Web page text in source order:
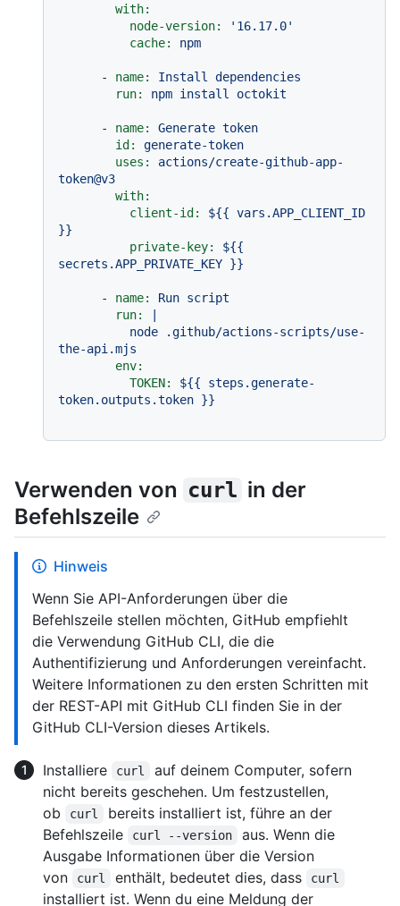
with:
node-version:
'16.17.0'
cache:
npm
- name: Install
dependencies
run:
npm install octokit
- name: Generate token
id:
generate-token
uses:
actions/create-github-app-
token@v3
with:
client-id:
${{ vars.APP_CLIENT_ID
}}
private-key:
${{
secrets.APP_PRIVATE_KEY }}
- name: Run script
run:
env:
TOKEN:
${{
steps.generate-
token.outputs.token }}
Verwenden von curl in der
Befehlszeile
Hinweis
Wenn Sie API-Anforderungen über die
Befehlszeile stellen möchten, GitHub empfiehlt
die Verwendung GitHub CLI, die die
Authentifizierung und Anforderungen vereinfacht.
Weitere Informationen zu den ersten Schritten mit
der REST-API mit GitHub CLI finden Sie in der
GitHub CLI-Version dieses Artikels.
Installiere curl
auf deinem Computer, sofern
nicht bereits geschehen. Um festzustellen,
ob
curl
bereits installiert ist, führe an der
Befehlszeile
curl --version
aus. Wenn die
Ausgabe Informationen über die Version
von
curl enthält, bedeutet dies, dass curl
installiert ist. Wenn du eine Meldung der